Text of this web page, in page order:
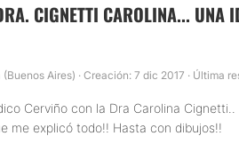
CIGNETTI CAROLINA... UNA
Aires) · Creación: 7 dic 2017 · Última
Cerviño con la Dra Carolina
me explicó todo!! Hasta con dibujos!!